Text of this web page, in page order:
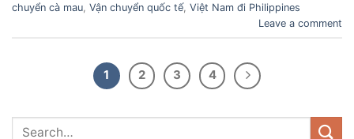
chuyển cà mau Vận chuyển quốc tế, Việt Nam đi Philippines
Leave a comment
1 2 3 4